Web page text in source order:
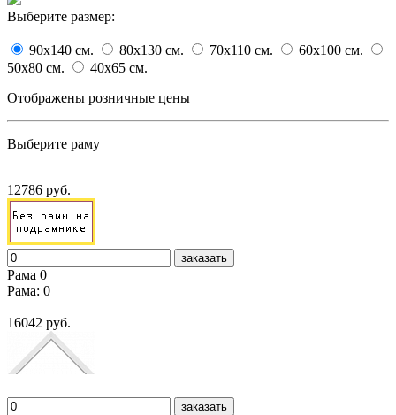
Выберите размер:
90x140 cм. 80x130 cм. 70x110 cм. 60x100 cм.
50x80 cм. 40x65 cм.
Отображены розничные цены
Выберите раму
12786 руб.
заказать
Рама 0
Рама: 0
16042 руб.
заказать